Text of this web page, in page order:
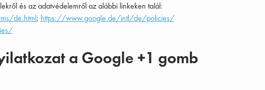
és az adatvédelemről az alábbi linkeken talál:
de.html; https://www.google.de/intl/de/policies/
a Google +1 gomb